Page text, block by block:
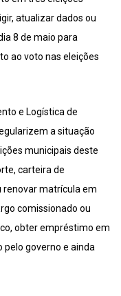
atualizar dados ou
8 de maio para
ao voto nas eleições
e Logística de
a situação
municipais deste
carteira de
renovar matrícula em
comissionado ou
obter empréstimo em
governo e ainda